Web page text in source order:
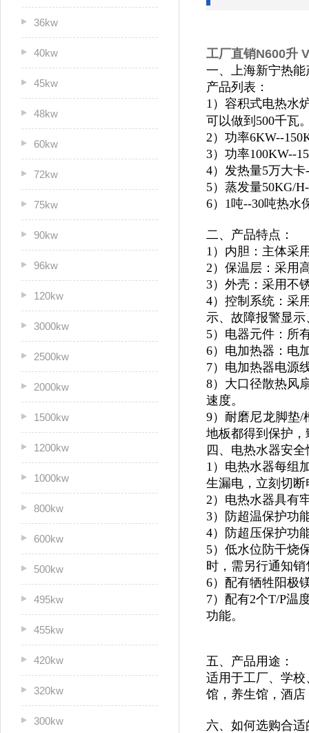
36kw
40kw
45kw
48kw
60kw
72kw
75kw
90kw
96kw
120kw
3000kw
2500kw
2000kw
1500kw
1200kw
1000kw
800kw
600kw
500kw
495kw
455kw
420kw
320kw
300kw
工厂直销N600升
一、上海新宁热
产品列表：
1）容积式电热水
可以做到500千瓦
2）功率6KW--
3）功率100KW--
4）发热量5万大
5）蒸发量50KG/
6）1吨--30吨热水
二、产品特点：
1）内胆：主体采
2）保温层：采用
3）外壳：采用不
4）控制系统：采
示、故障报警显
5）电器元件：所
6）电加热器：电
7）电加热器电源
8）大口径散热风
速度。
9）耐磨尼龙脚垫/
地板都得到保护
四、电热水器安全
1）电热水器每组
生漏电，立刻切
2）电热水器具有
3）防超温保护功
4）防超压保护功
5）低水位防干烧
时，需另行通知
6）配有牺牲阳极
7）配有2个T/P温
功能。
五、产品用途：
适用于工厂、学
馆， 养生馆，酒
六、如何选购合